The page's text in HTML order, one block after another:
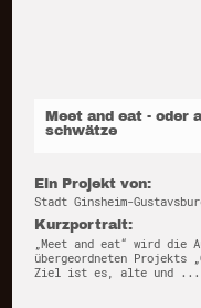
Meet and eat - oder
schwätze
Ein Projekt von:
Stadt Ginsheim-
Kurzportrait:
„Meet and eat“ wird die
übergeordneten Projekts
Ziel ist es, alte und ...